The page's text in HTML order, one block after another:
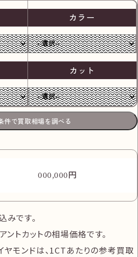
カラー
カット
件で買取相場を調べる
000,000円
みです。
ントカットの相場価格です。
ヤモンドは、1CTあたりの参考買取